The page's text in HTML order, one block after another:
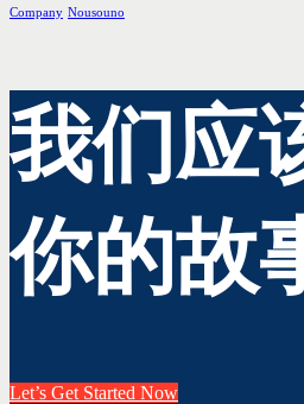
Company Nousouno
我们应
你的故
Let’s Get Started Now